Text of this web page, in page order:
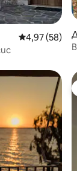
Средна
4,97 (58)